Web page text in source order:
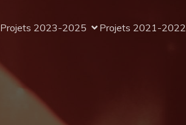
Projets 2023-2025 Projets 2021-2022